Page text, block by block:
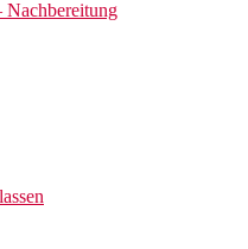
Nachbereitung